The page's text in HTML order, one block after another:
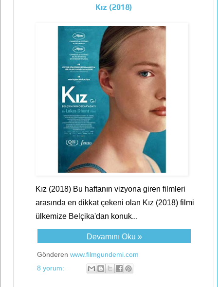
Kız (2018)
Kız (2018) Bu haftanın vizyona giren filmleri
arasında en dikkat çekeni olan Kız (2018) filmi
ülkemize Belçika'dan konuk...
Devamını Oku »
Gönderen www.filmgundemi.com
8 yorum: